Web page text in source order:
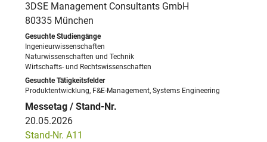
3DSE Management Consultants GmbH
80335 München
Ingenieurwissenschaften
Naturwissenschaften und Technik
Wirtschafts- und Rechtswissenschaften
Produktentwicklung, F&E-Management, Systems Engineering
20.05.2026
Stand-Nr. A11